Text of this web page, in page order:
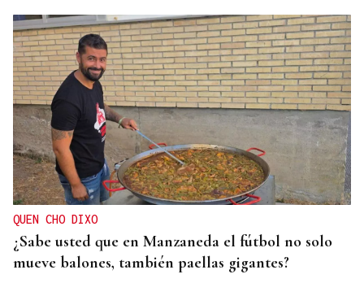
QUEN CHO DIXO
¿Sabe usted que en Manzaneda el fútbol no solo
mueve balones, también paellas gigantes?